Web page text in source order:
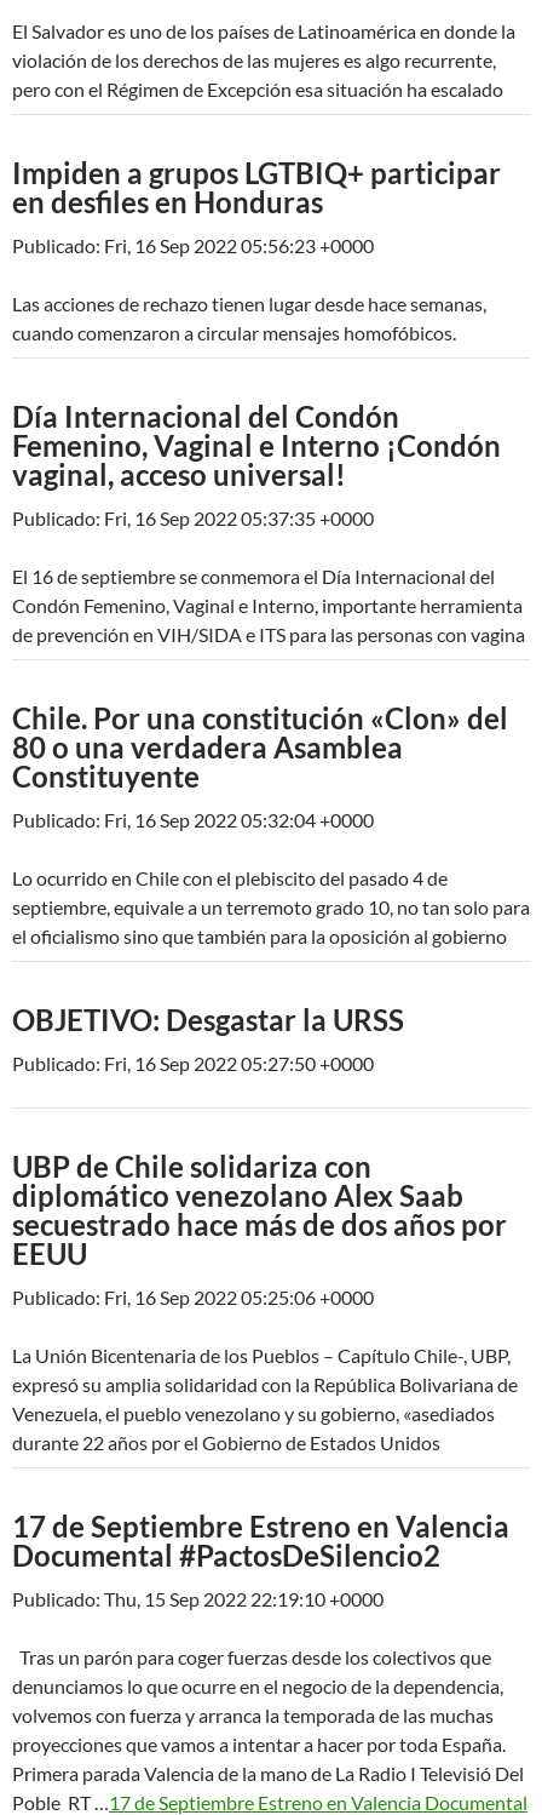
El Salvador es uno de los países de Latinoamérica en donde la
violación de los derechos de las mujeres es algo recurrente,
pero con el Régimen de Excepción esa situación ha escalado
Impiden a grupos LGTBIQ+ participar
en desfiles en Honduras
Publicado: Fri, 16 Sep 2022 05:56:23 +0000
Las acciones de rechazo tienen lugar desde hace semanas,
cuando comenzaron a circular mensajes homofóbicos.
Día Internacional del Condón
Femenino, Vaginal e Interno ¡Condón
vaginal, acceso universal!
Publicado: Fri, 16 Sep 2022 05:37:35 +0000
El 16 de septiembre se conmemora el Día Internacional del
Condón Femenino, Vaginal e Interno, importante herramienta
de prevención en VIH/SIDA e ITS para las personas con vagina
Chile. Por una constitución «Clon» del
80 o una verdadera Asamblea
Constituyente
Publicado: Fri, 16 Sep 2022 05:32:04 +0000
Lo ocurrido en Chile con el plebiscito del pasado 4 de
septiembre, equivale a un terremoto grado 10, no tan solo para
el oficialismo sino que también para la oposición al gobierno
OBJETIVO: Desgastar la URSS
Publicado: Fri, 16 Sep 2022 05:27:50 +0000
UBP de Chile solidariza con
diplomático venezolano Alex Saab
secuestrado hace más de dos años por
EEUU
Publicado: Fri, 16 Sep 2022 05:25:06 +0000
La Unión Bicentenaria de los Pueblos – Capítulo Chile-, UBP,
expresó su amplia solidaridad con la República Bolivariana de
Venezuela, el pueblo venezolano y su gobierno, «asediados
durante 22 años por el Gobierno de Estados Unidos
17 de Septiembre Estreno en Valencia
Documental #PactosDeSilencio2
Publicado: Thu, 15 Sep 2022 22:19:10 +0000
Tras un parón para coger fuerzas desde los colectivos que
denunciamos lo que ocurre en el negocio de la dependencia,
volvemos con fuerza y arranca la temporada de las muchas
proyecciones que vamos a intentar a hacer por toda España.
Primera parada Valencia de la mano de La Radio I Televisió Del
Poble RT …17 de Septiembre Estreno en Valencia Documental